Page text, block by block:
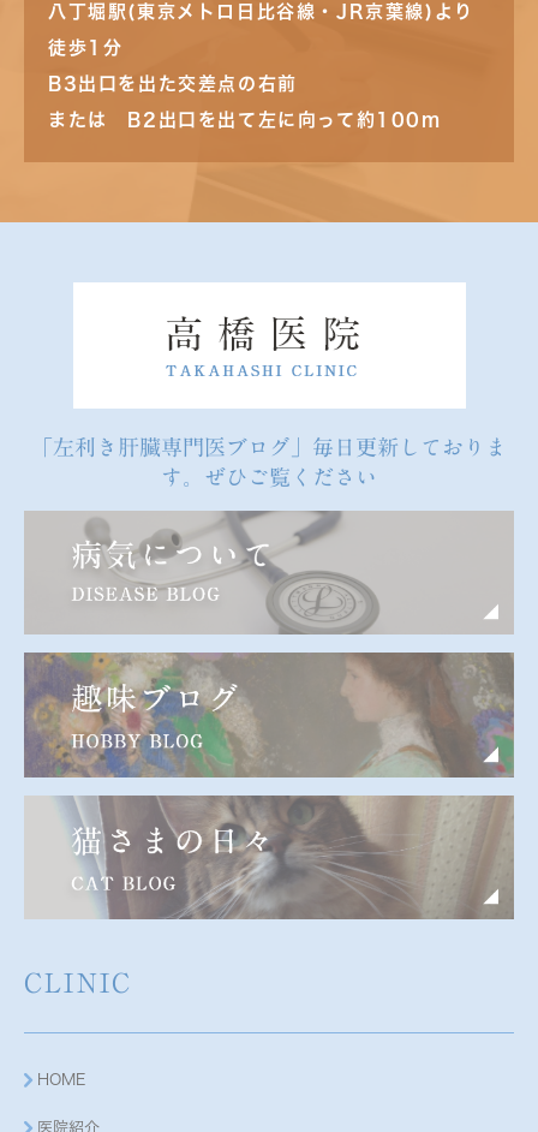
八丁堀駅(東京メトロ日比谷線・JR京葉線)より
徒歩1分
B3出口を出た交差点の右前
または B2出口を出て左に向って約100m
「左利き肝臓専門医ブログ」毎日更新しておりま
す。ぜひご覧ください
CLINIC
HOME
医院紹介